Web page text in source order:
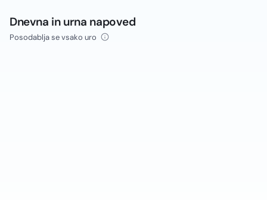
Dnevna in urna napoved
Posodablja se vsako uro